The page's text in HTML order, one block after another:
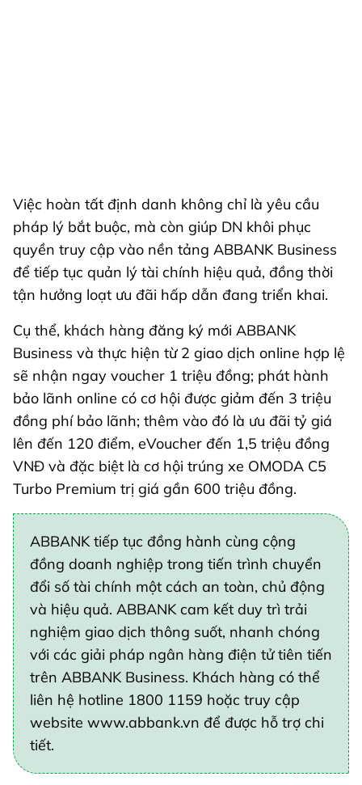
Việc hoàn tất định danh không chỉ là yêu cầu
pháp lý bắt buộc, mà còn giúp DN khôi phục
quyền truy cập vào nền tảng ABBANK Business
để tiếp tục quản lý tài chính hiệu quả, đồng thời
tận hưởng loạt ưu đãi hấp dẫn đang triển khai.
Cụ thể, khách hàng đăng ký mới ABBANK
Business và thực hiện từ 2 giao dịch online hợp lệ
sẽ nhận ngay voucher 1 triệu đồng; phát hành
bảo lãnh online có cơ hội được giảm đến 3 triệu
đồng phí bảo lãnh; thêm vào đó là ưu đãi tỷ giá
lên đến 120 điểm, eVoucher đến 1,5 triệu đồng
VNĐ và đặc biệt là cơ hội trúng xe OMODA C5
Turbo Premium trị giá gần 600 triệu đồng.
ABBANK tiếp tục đồng hành cùng cộng
đồng doanh nghiệp trong tiến trình chuyển
đổi số tài chính một cách an toàn, chủ động
và hiệu quả. ABBANK cam kết duy trì trải
nghiệm giao dịch thông suốt, nhanh chóng
với các giải pháp ngân hàng điện tử tiên tiến
trên ABBANK Business. Khách hàng có thể
liên hệ hotline 1800 1159 hoặc truy cập
website www.abbank.vn để được hỗ trợ chi
tiết.